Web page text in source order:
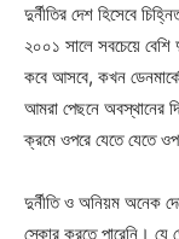
দুর্নীতির দেশ হিসেবে
২০০১ সালে সবচেয়ে বেশি
কবে আসবে, কখন
আমরা পেছনে অবস্থানের
ক্রমে ওপরে যেতে যেতে
দুর্নীতি ও অনিয়ম অনেক
স্কোর করতে পারেনি। যে